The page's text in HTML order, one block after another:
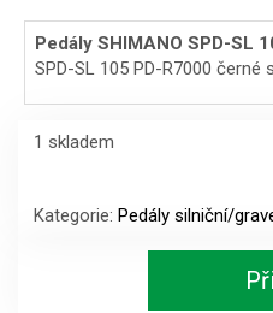
Pedály SHIMANO SPD-SL
SPD-SL 105 PD-R7000
1 skladem
SHIMANO
SPD-
Kategorie: Pedály silniční/